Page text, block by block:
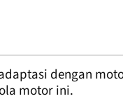
dengan
motor ini.